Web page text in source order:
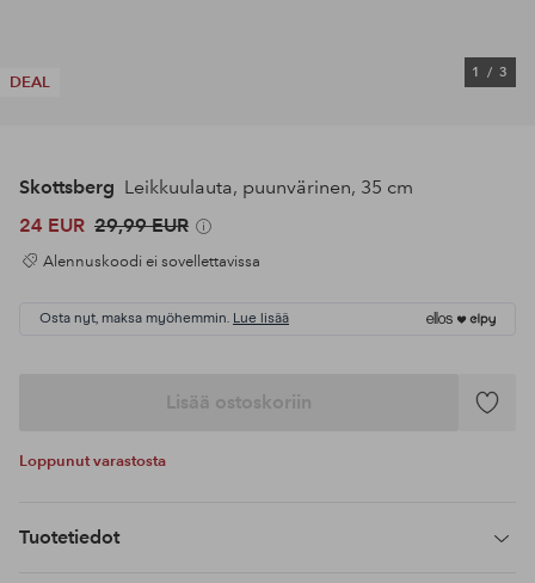
DEAL
1 / 3
Skottsberg Leikkuulauta, puunvärinen, 35 cm
24 EUR 29,99 EUR
Alennuskoodi ei sovellettavissa
Osta nyt, maksa myöhemmin. Lue lisää
Lisää ostoskoriin
Lisää
Loppunut varastosta
Tuotetiedot